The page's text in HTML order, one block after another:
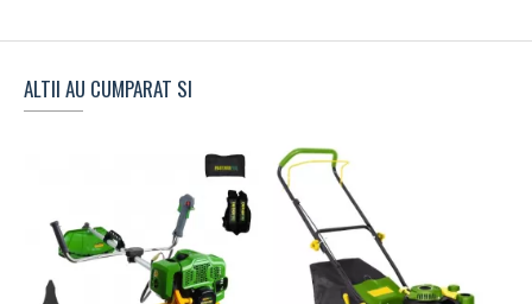
ALTII AU CUMPARAT SI